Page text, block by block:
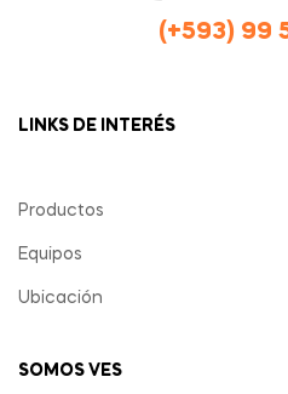
(+593) 99
LINKS DE INTERÉS
Productos
Equipos
Ubicación
SOMOS VES